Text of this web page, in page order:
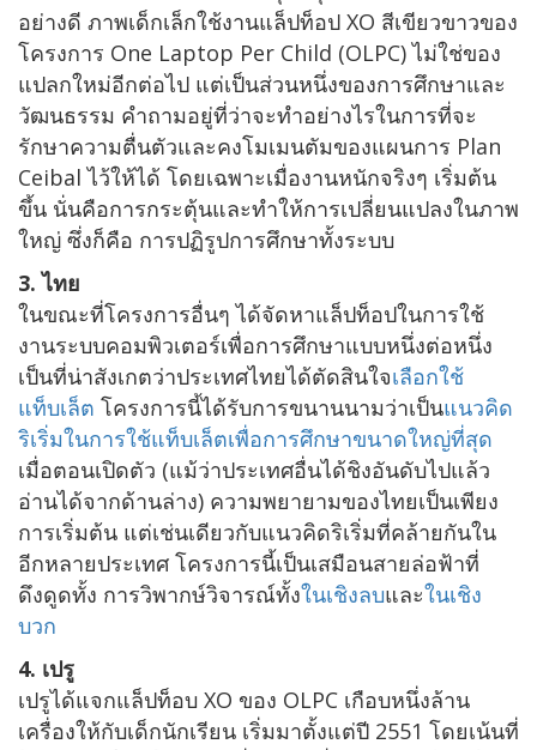
อย่างดี ภาพเด็กเล็กใช้งานแล็ปท็อป XO สีเขียวขาวของ
โครงการ One Laptop Per Child (OLPC) ไม่ใช่ของ
แปลกใหม่อีกต่อไป แต่เป็นส่วนหนึ่งของการศึกษาและ
วัฒนธรรม คำถามอยู่ที่ว่าจะทำอย่างไรในการที่จะ
รักษาความตื่นตัวและคงโมเมนตัมของแผนการ Plan
Ceibal ไว้ให้ได้ โดยเฉพาะเมื่องานหนักจริงๆ เริ่มต้น
ขึ้น นั่นคือการกระตุ้นและทำให้การเปลี่ยนแปลงในภาพ
ใหญ่ ซึ่งก็คือ การปฏิรูปการศึกษาทั้งระบบ
3. ไทย
ในขณะที่โครงการอื่นๆ ได้จัดหาแล็ปท็อปในการใช้
งานระบบคอมพิวเตอร์เพื่อการศึกษาแบบหนึ่งต่อหนึ่ง
เป็นที่น่าสังเกตว่าประเทศไทยได้ตัดสินใจเลือกใช้
แท็บเล็ต โครงการนี้ได้รับการขนานนามว่าเป็นแนวคิด
ริเริ่มในการใช้แท็บเล็ตเพื่อการศึกษาขนาดใหญ่ที่สุด
เมื่อตอนเปิดตัว (แม้ว่าประเทศอื่นได้ชิงอันดับไปแล้ว
อ่านได้จากด้านล่าง) ความพยายามของไทยเป็นเพียง
การเริ่มต้น แต่เช่นเดียวกับแนวคิดริเริ่มที่คล้ายกันใน
อีกหลายประเทศ โครงการนี้เป็นเสมือนสายล่อฟ้าที่
ดึงดูดทั้ง การวิพากษ์วิจารณ์ทั้งในเชิงลบและในเชิง
บวก
4. เปรู
เปรูได้แจกแล็ปท็อบ XO ของ OLPC เกือบหนึ่งล้าน
เครื่องให้กับเด็กนักเรียน เริ่มมาตั้งแต่ปี 2551 โดยเน้นที่